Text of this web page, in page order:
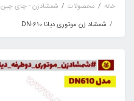
خانه محصولات شمشادزن - چای چین
شمشاد زن موتوری دیانا DN-610